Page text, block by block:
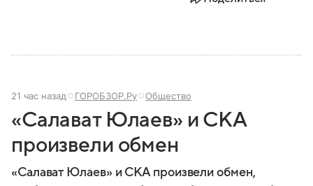
21 час назад ГОРОБЗОР.Ру Общество
«Салават Юлаев» и СКА
произвели обмен
«Салават Юлаев» и СКА произвели обмен,